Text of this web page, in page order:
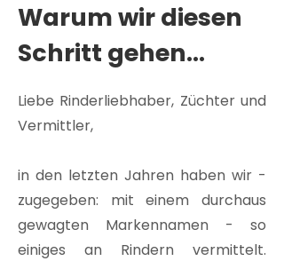
Warum wir diesen
Schritt gehen...
Liebe Rinderliebhaber, Züchter und
Vermittler,
in den letzten Jahren haben wir -
zugegeben: mit einem durchaus
gewagten Markennamen - so
einiges an Rindern vermittelt.